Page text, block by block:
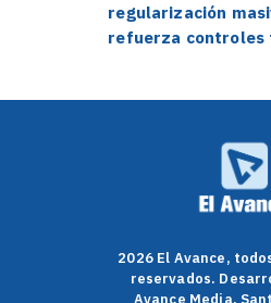
regularización
refuerza
2026 El Avance,
reservados.